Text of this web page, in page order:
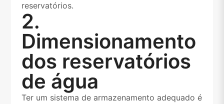
reservatórios.
2.
Dimensionamento
dos reservatórios
de água
Ter um sistema de armazenamento adequado é